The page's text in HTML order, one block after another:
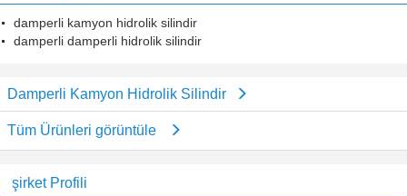
damperli kamyon hidrolik silindir
damperli damperli hidrolik silindir
Damperli Kamyon Hidrolik Silindir
Tüm Ürünleri görüntüle
şirket Profili